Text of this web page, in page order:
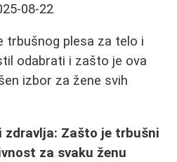
08-22
trbušnog plesa za telo i
odabrati i zašto je ova
izbor za žene svih
zdravlja: Zašto je trbušni
za svaku ženu